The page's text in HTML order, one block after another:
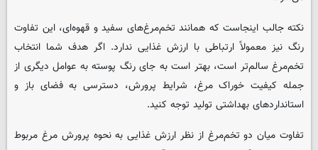
نکته جالب اینجاست که همانند تخم‌مرغ‌های سفید و قهوه‌ای، این تفاوت
رنگ نیز معمولاً ارتباطی با ارزش غذایی ندارد. اگر هدف شما انتخاب
تخم‌مرغ سالم‌تر است، بهتر است به جای رنگ پوسته به عوامل دیگری از
جمله کیفیت خوراک مرغ، شرایط پرورش، دسترسی به فضای باز و
استانداردهای بهداشتی تولید توجه کنید.
تفاوت میان دو تخم‌مرغ از نظر ارزش غذایی به نحوه پرورش مرغ مربوط